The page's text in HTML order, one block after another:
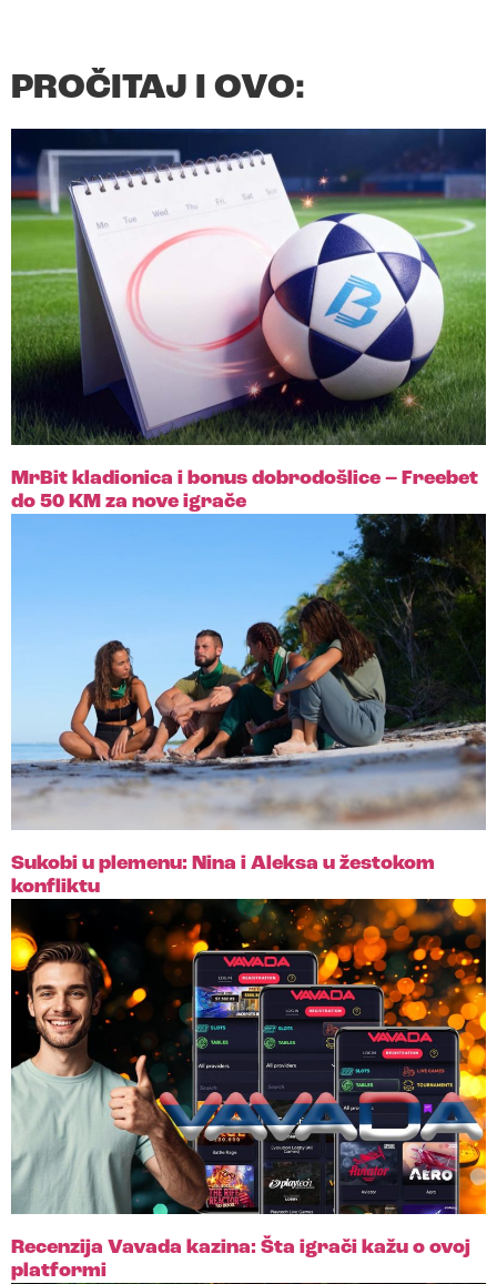
PROČITAJ I OVO:
MrBit kladionica i bonus dobrodošlice – Freebet
do 50 KM za nove igrače
Sukobi u plemenu: Nina i Aleksa u žestokom
konfliktu
Recenzija Vavada kazina: Šta igrači kažu o ovoj
platformi